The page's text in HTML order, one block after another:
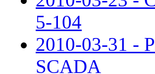
5-104
2010-03-31 -
SCADA